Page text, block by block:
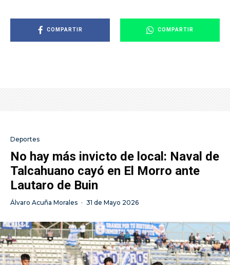
COMPARTIR COMPARTIR
Deportes
No hay más invicto de local: Naval de
Talcahuano cayó en El Morro ante
Lautaro de Buin
Álvaro Acuña Morales · 31 de Mayo 2026